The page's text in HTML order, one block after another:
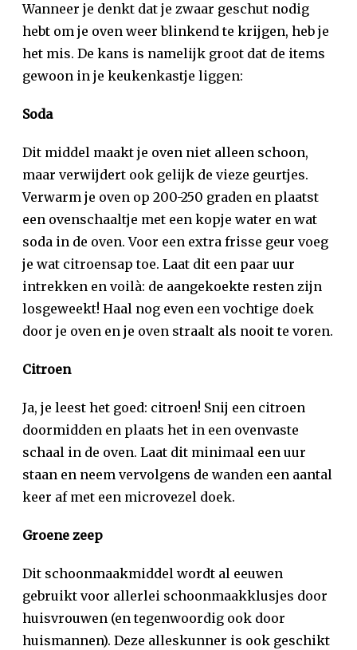
Wanneer je denkt dat je zwaar geschut nodig
hebt om je oven weer blinkend te krijgen, heb je
het mis. De kans is namelijk groot dat de items
gewoon in je keukenkastje liggen:
Soda
Dit middel maakt je oven niet alleen schoon,
maar verwijdert ook gelijk de vieze geurtjes.
Verwarm je oven op 200-250 graden en plaatst
een ovenschaaltje met een kopje water en wat
soda in de oven. Voor een extra frisse geur voeg
je wat citroensap toe. Laat dit een paar uur
intrekken en voilà: de aangekoekte resten zijn
losgeweekt! Haal nog even een vochtige doek
door je oven en je oven straalt als nooit te voren.
Citroen
Ja, je leest het goed: citroen! Snij een citroen
doormidden en plaats het in een ovenvaste
schaal in de oven. Laat dit minimaal een uur
staan en neem vervolgens de wanden een aantal
keer af met een microvezel doek.
Groene zeep
Dit schoonmaakmiddel wordt al eeuwen
gebruikt voor allerlei schoonmaakklusjes door
huisvrouwen (en tegenwoordig ook door
huismannen). Deze alleskunner is ook geschikt